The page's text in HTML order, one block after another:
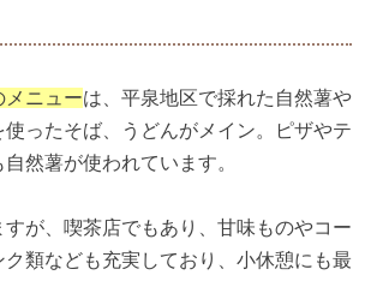
メニューは、平泉地区で採れた自然薯や
ったそば、うどんがメイン。ピザやテ
然薯が使われています。
が、喫茶店でもあり、甘味ものやコー
ク類なども充実しており、小休憩にも最